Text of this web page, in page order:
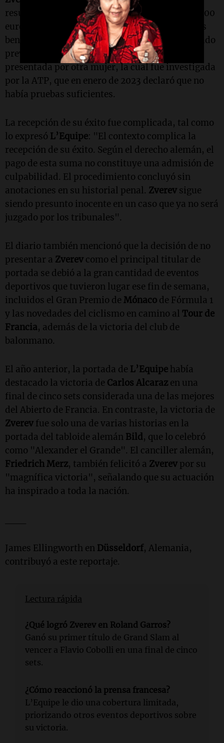
resultado,
Zverevaceptó pagar multas de 150.000
euros al Estado y 50.000 euros a organizaciones
benéficas. A pesar de ello, el jugador había negado
previamente una acusación de agresión
presentada por otra mujer, la cual fue investigada
por la ATP, que en enero de 2023 declaró que no
había pruebas suficientes.
La recepción de su éxito fue complicada, tal como
lo expresó L’Equipe: "El contexto complica la
recepción de su éxito. Según el derecho alemán, el
pago de esta suma no constituye una admisión de
culpabilidad. El procedimiento concluyó sin
anotaciones en su historial penal. Zverev sigue
siendo presunto inocente en un caso que ya no será
juzgado por los tribunales".
El diario también mencionó que la decisión de no
presentar a Zverev como el principal titular de
portada se debió a la gran cantidad de eventos
deportivos que tuvieron lugar ese fin de semana,
incluidos el Gran Premio de Mónaco de Fórmula 1
y las novedades del ciclismo en camino al Tour de
Francia, además de la victoria del club de
balonmano.
El año anterior, la portada de L’Equipe había
destacado la victoria de Carlos Alcaraz en una
final de cinco sets considerada una de las mejores
del Abierto de Francia. En contraste, la victoria de
Zverev fue solo una de varias historias en la
portada del tabloide alemán Bild , que lo celebró
como "Alexander el Grande". El canciller alemán,
Friedrich Merz, también felicitó a Zverev por su
"magnífica victoria", señalando que su actuación
ha inspirado a toda la nación.
James Ellingworth en Düsseldorf, Alemania,
contribuyó a este reportaje.
Lectura rápida
¿Qué logró Zverev en Roland Garros?
Ganó su primer título de Grand Slam al
vencer a Flavio Cobolli en una final de cinco
sets.
¿Cómo reaccionó la prensa francesa?
L’Equipe le dio una cobertura limitada,
priorizando otros eventos deportivos sobre
su victoria.